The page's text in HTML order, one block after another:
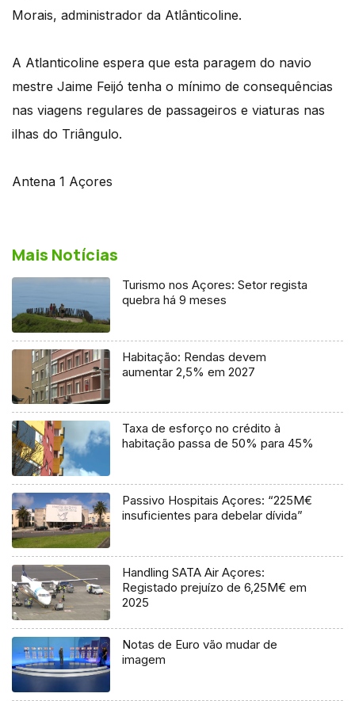
Morais, administrador da Atlânticoline.
A Atlanticoline espera que esta paragem do navio
mestre Jaime Feijó tenha o mínimo de consequências
nas viagens regulares de passageiros e viaturas nas
ilhas do Triângulo.
Antena 1 Açores
Mais Notícias
Turismo nos Açores: Setor regista
quebra há 9 meses
Habitação: Rendas devem
aumentar 2,5% em 2027
Taxa de esforço no crédito à
habitação passa de 50% para 45%
Passivo Hospitais Açores: “225M€
insuficientes para debelar dívida”
Handling SATA Air Açores:
Registado prejuízo de 6,25M€ em
2025
Notas de Euro vão mudar de
imagem